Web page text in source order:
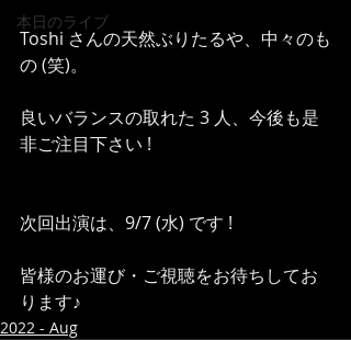
本日のライブ
Toshi さんの天然ぶりたるや、中々のも
の (笑)。
良いバランスの取れた 3 人、今後も是
非ご注目下さい !
次回出演は、9/7 (水) です !
皆様のお運び・ご視聴をお待ちしてお
ります♪
2022 - Aug